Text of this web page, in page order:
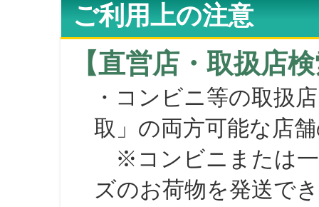
ご利用上の注意
【直営店・取扱店
・コンビニ等の取扱
取」の両方可能な店
※コンビニまたは一
ズのお荷物を発送で